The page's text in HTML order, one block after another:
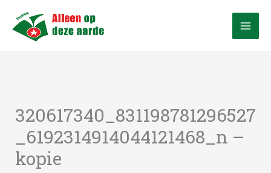
naar
320617340_831198781296527
_6192314914044121468_n –
kopie